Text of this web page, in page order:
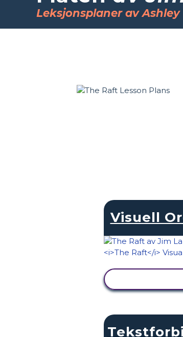
Leksjonsplaner av Ashley
Visuell